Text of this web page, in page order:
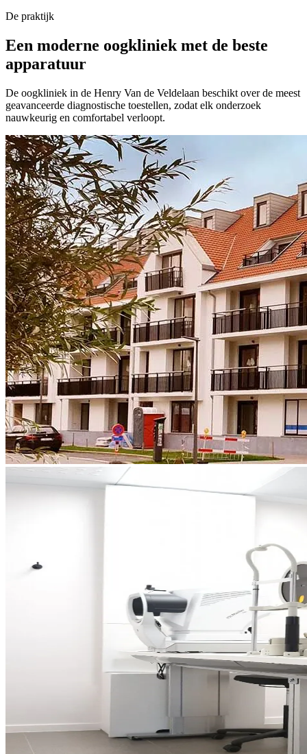
De praktijk
Een moderne oogkliniek met de beste
apparatuur
De oogkliniek in de Henry Van de Veldelaan beschikt over de meest
geavanceerde diagnostische toestellen, zodat elk onderzoek
nauwkeurig en comfortabel verloopt.